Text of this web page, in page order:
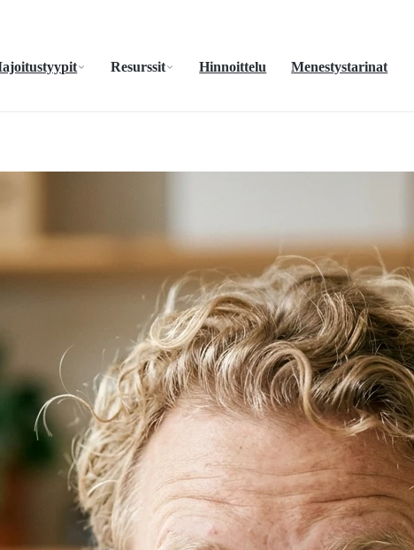
Resurssit Hinnoittelu Menestystarinat